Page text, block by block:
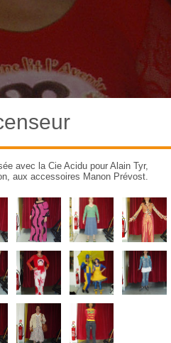
avec la Cie Acidu pour Alain Tyr,
aux accessoires Manon Prévost.